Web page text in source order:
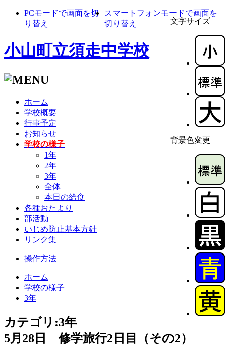
文字サイズ
背景色変更
PCモードで画面を切
り替え
スマートフォンモードで画面を
切り替え
小山町立須走中学校
ホーム
学校概要
行事予定
お知らせ
学校の様子
1年
2年
3年
全体
本日の給食
各種おたより
部活動
いじめ防止基本方針
リンク集
操作方法
ホーム
学校の様子
3年
カテゴリ:3年
5月28日 修学旅行2日目（その2）